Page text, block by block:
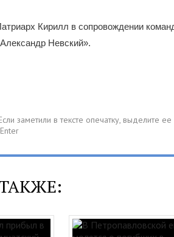
Кирилл в сопровождении
Невский».